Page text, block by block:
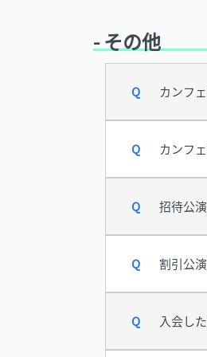
- その他
カンフ
カンフ
招待公
割引公
入会し